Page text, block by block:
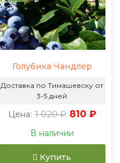
Голубика Чандлер
Доставка по Тимашевску от
3-5 дней
Цена: 1 020 ₽ 810 ₽
В наличии
Купить